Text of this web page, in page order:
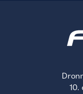
10.